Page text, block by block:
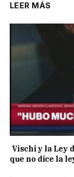
LEER MÁS
Vischi y la Ley
que no dice la